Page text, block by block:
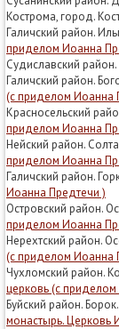
Кострома, город.
Галичский район.
приделом Иоанна
Судиславский
Галичский район.
(с приделом Иоанна
Красносельский
приделом Иоанна
Нейский район.
приделом Иоанна
Галичский район.
Иоанна Предтечи )
Островский район.
приделом Иоанна
Нерехтский район.
(с приделом Иоанна
Чухломский район.
церковь (с
Буйский район. Борок.
монастырь. Церковь